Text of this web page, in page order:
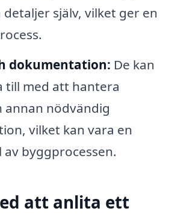
själv, vilket ger en
dokumentation: De kan
till med att hantera
annan nödvändig
vilket kan vara en
av byggprocessen.
att anlita ett